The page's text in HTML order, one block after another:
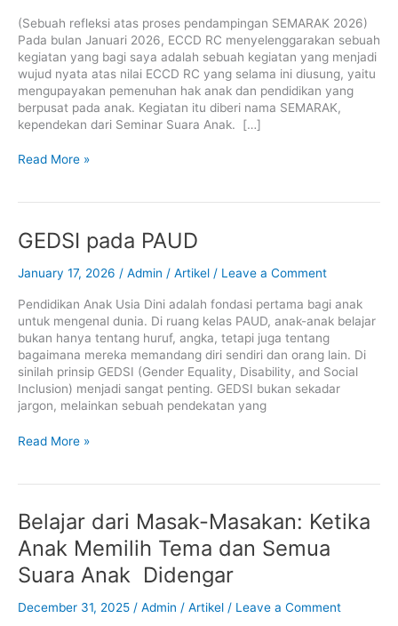
(Sebuah refleksi atas proses pendampingan SEMARAK 2026)
Pada bulan Januari 2026, ECCD RC menyelenggarakan sebuah
kegiatan yang bagi saya adalah sebuah kegiatan yang menjadi
wujud nyata atas nilai ECCD RC yang selama ini diusung, yaitu
mengupayakan pemenuhan hak anak dan pendidikan yang
berpusat pada anak. Kegiatan itu diberi nama SEMARAK,
kependekan dari Seminar Suara Anak. […]
Read More »
GEDSI pada PAUD
January 17, 2026 / Admin / Artikel / Leave a Comment
Pendidikan Anak Usia Dini adalah fondasi pertama bagi anak
untuk mengenal dunia. Di ruang kelas PAUD, anak-anak belajar
bukan hanya tentang huruf, angka, tetapi juga tentang
bagaimana mereka memandang diri sendiri dan orang lain. Di
sinilah prinsip GEDSI (Gender Equality, Disability, and Social
Inclusion) menjadi sangat penting. GEDSI bukan sekadar
jargon, melainkan sebuah pendekatan yang
GEDSI
pada
PAUD
Read More »
Belajar dari Masak-Masakan: Ketika
Anak Memilih Tema dan Semua
Suara Anak Didengar
December 31, 2025 / Admin / Artikel / Leave a Comment
Belajar
dari
Masak-
Masakan:
Ketika
Anak
Memilih